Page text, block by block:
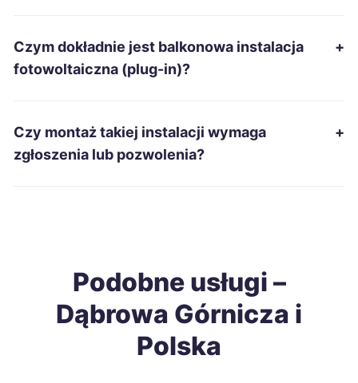
Kielce
Zduńska Wola
Piekary Śląskie TWÓJ REGION
Malbork
Czym dokładnie jest balkonowa instalacja
fotowoltaiczna (plug-in)?
+
Czy montaż takiej instalacji wymaga
zgłoszenia lub pozwolenia?
+
Podobne usługi –
Dąbrowa Górnicza i
Polska